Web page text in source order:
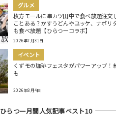
グルメ
枚方モールに串カツ田中で食べ放題注文
ことある？かすうどんやユッケ、ナポリ
も食べ放題【ひらつーコラボ】
2026年7月31日
イベント
くずモの珈琲フェスタがパワーアップ！
も
2026年8月4日
ひらつー月間人気記事ベスト10